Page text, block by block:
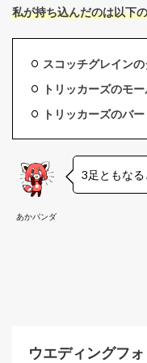
私が持ち込んだのは以下
スコッチグレイン
トリッカーズのモ
トリッカーズのバ
あかパンダ
3足ともなる
ウエディングフ